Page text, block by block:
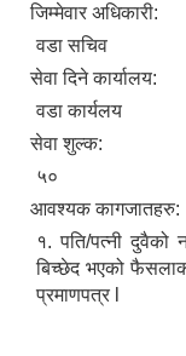
जिम्मेवार अधिकारी:
वडा सचिव
सेवा दिने कार्यालय:
वडा कार्यलय
सेवा शुल्क:
५०
आवश्यक कागजातहरु:
१. पति/पत्नी दुवैको
बिच्छेद भएको
प्रमाणपत्र l